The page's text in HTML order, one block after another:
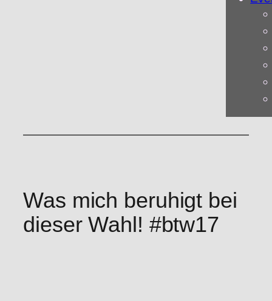
Was mich beruhigt bei
dieser Wahl! #btw17